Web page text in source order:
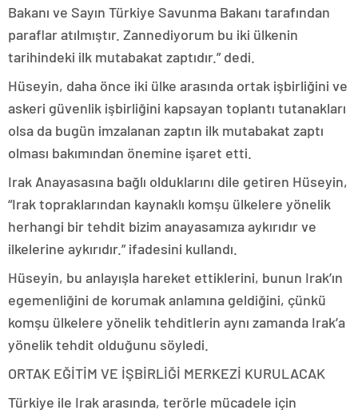
Bakanı ve Sayın Türkiye Savunma Bakanı tarafından
paraflar atılmıştır. Zannediyorum bu iki ülkenin
tarihindeki ilk mutabakat zaptıdır.” dedi.
Hüseyin, daha önce iki ülke arasında ortak işbirliğini ve
askeri güvenlik işbirliğini kapsayan toplantı tutanakları
olsa da bugün imzalanan zaptın ilk mutabakat zaptı
olması bakımından önemine işaret etti.
Irak Anayasasına bağlı olduklarını dile getiren Hüseyin,
“Irak topraklarından kaynaklı komşu ülkelere yönelik
herhangi bir tehdit bizim anayasamıza aykırıdır ve
ilkelerine aykırıdır.” ifadesini kullandı.
Hüseyin, bu anlayışla hareket ettiklerini, bunun Irak’ın
egemenliğini de korumak anlamına geldiğini, çünkü
komşu ülkelere yönelik tehditlerin aynı zamanda Irak’a
yönelik tehdit olduğunu söyledi.
ORTAK EĞİTİM VE İŞBİRLİĞİ MERKEZİ KURULACAK
Türkiye ile Irak arasında, terörle mücadele için